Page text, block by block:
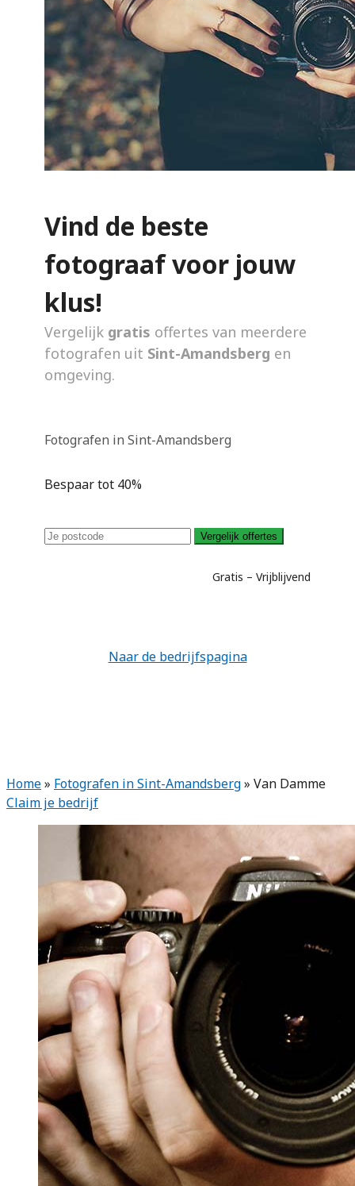
Vind de beste
fotograaf voor jouw
klus!
Vergelijk gratis offertes van meerdere
fotografen uit Sint-Amandsberg en
omgeving.
Fotografen in Sint-Amandsberg
Bespaar tot 40%
Vergelijk offertes
Gratis – Vrijblijvend
Naar de bedrijfspagina
Home» Fotografen in Sint-Amandsberg» Van Damme
Claim je bedrijf